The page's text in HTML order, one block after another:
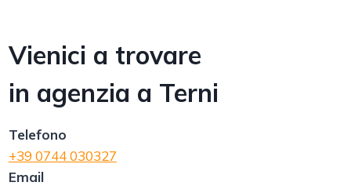
Vienici a trovare
in agenzia a Terni
Telefono
+39 0744 030327
Email